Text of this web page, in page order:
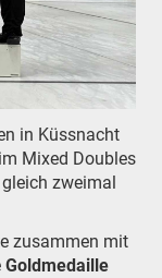
in Küssnacht
Mixed Doubles
zweimal
zusammen mit
Goldmedaille